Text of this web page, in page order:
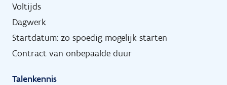
Voltijds
Dagwerk
Startdatum: zo spoedig mogelijk starten
Contract van onbepaalde duur
Talenkennis